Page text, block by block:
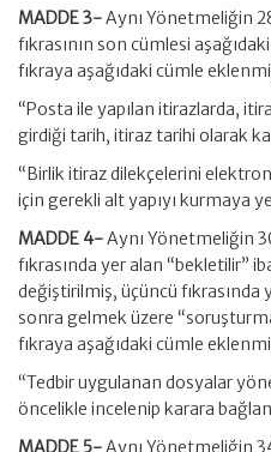
MADDE 3-Aynı Yönetmeliğin
fıkrasının son cümlesi
fıkraya aşağıdaki cümle
“Posta ile yapılan itirazlarda,
girdiği tarih, itiraz tarihi olarak
“Birlik itiraz dilekçelerini
için gerekli alt yapıyı kurmaya
MADDE 4-Aynı Yönetmeliğin
fıkrasında yer alan “bekletilir”
değiştirilmiş, üçüncü fıkrasında
sonra gelmek üzere
fıkraya aşağıdaki cümle
“Tedbir uygulanan dosyalar
öncelikle incelenip karara
MADDE 5-Aynı Yönetmeliğin